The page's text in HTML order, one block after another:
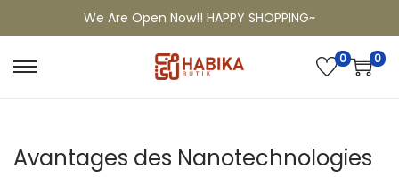
We Are Open Now!! HAPPY SHOPPING~
0 0
Avantages des Nanotechnologies